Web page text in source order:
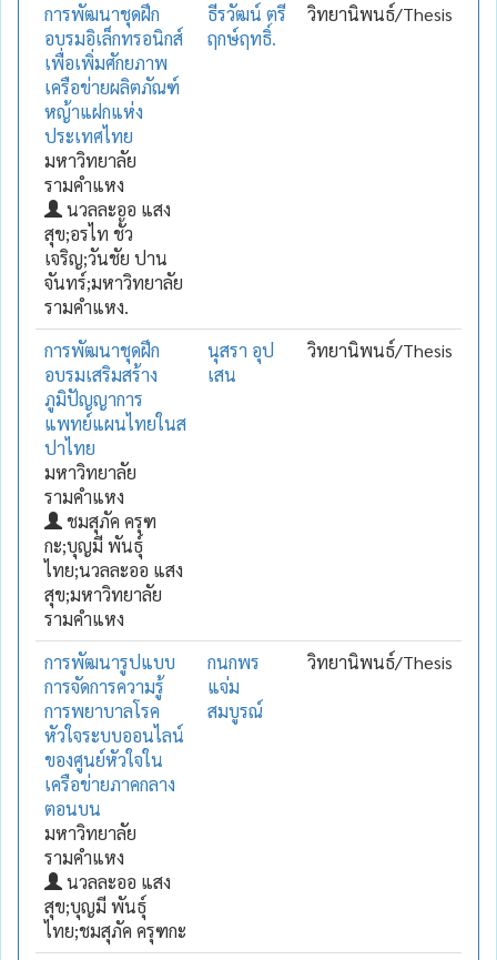
การพัฒนาชุดฝึก
อบรมอิเล็กทรอนิกส์
เพื่อเพิ่มศักยภาพ
เครือข่ายผลิตภัณฑ์
หญ้าแฝกแห่ง
ประเทศไทย
มหาวิทยาลัย
รามคำแหง
นวลละออ แสง
สุข;อรไท ชั้ว
เจริญ;วันชัย ปาน
จันทร์;มหาวิทยาลัย
รามคำแหง.
ธีรวัฒน์ ตรี
ฤกษ์ฤทธิ์.
วิทยานิพนธ์/Thesis
การพัฒนาชุดฝึก
อบรมเสริมสร้าง
ภูมิปัญญาการ
แพทย์แผนไทยในส
ปาไทย
มหาวิทยาลัย
รามคำแหง
ชมสุภัค ครุฑ
กะ;บุญมี พันธุ์
ไทย;นวลละออ แสง
สุข;มหาวิทยาลัย
รามคำแหง
นุสรา อุป
เสน
วิทยานิพนธ์/Thesis
การพัฒนารูปแบบ
การจัดการความรู้
การพยาบาลโรค
หัวใจระบบออนไลน์
ของศูนย์หัวใจใน
เครือข่ายภาคกลาง
ตอนบน
มหาวิทยาลัย
รามคำแหง
นวลละออ แสง
สุข;บุญมี พันธุ์
ไทย;ชมสุภัค ครุฑกะ
กนกพร
แจ่ม
สมบูรณ์
วิทยานิพนธ์/Thesis